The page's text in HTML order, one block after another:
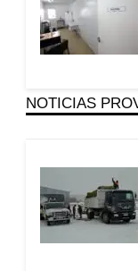
NOTICIAS